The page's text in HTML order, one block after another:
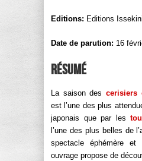
Editions: Editions
Date de parution: 16
Résumé
La saison descerisiers
est l’une des plus
japonais que par les
l’une des plus belles de
spectacle éphémère et
ouvrage propose de